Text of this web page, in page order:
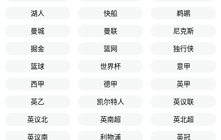
湖人 快船 鹈鹕
曼城 曼联 尼克斯
掘金 篮网 独行侠
篮球 世界杯 意甲
西甲 德甲 英甲
英乙 凯尔特人 英议联
英议北 英南超 英北超
英议南 利物浦 英冠